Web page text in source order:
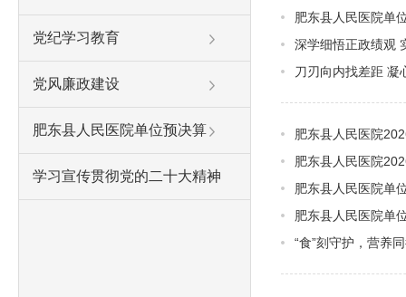
党纪学习教育
党风廉政建设
肥东县人民医院单位预决算
学习宣传贯彻党的二十大精神
肥东县人民医院单
深学细悟正政绩观
刀刃向内找差距
肥东县人民医院
肥东县人民医院
肥东县人民医院单
肥东县人民医院单
“食”刻守护，营养